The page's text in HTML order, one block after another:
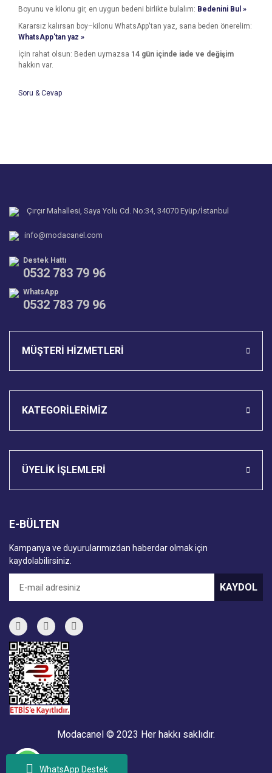
WhatsApp Destek
Boyunu ve kilonu gir, en uygun bedeni birlikte bulalım: Bedenini Bul »
Kararsız kalırsan boy–kilonu WhatsApp'tan yaz, sana beden önerelim:
WhatsApp'tan yaz »
İçin rahat olsun: Beden uymazsa 14 gün içinde iade ve değişim
hakkın var.
Bu ürüne benzer farklı alternatifler olmalı.
Soru & Cevap
Çırçır Mahallesi, Saya Yolu Cd. No:34, 34070 Eyüp/İstanbul
info@modacanel.com
Destek Hattı
0532 783 79 96
WhatsApp
0532 783 79 96
MÜŞTERİ HİZMETLERİ
KATEGORİLERİMİZ
ÜYELİK İŞLEMLERİ
E-BÜLTEN
Kampanya ve duyurularımızdan haberdar olmak için
kaydolabilirsiniz.
KAYDOL
Modacanel © 2023 Her hakkı saklıdır.